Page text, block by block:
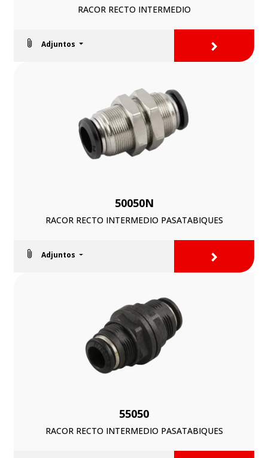
RACOR RECTO INTERMEDIO
Adjuntos >
50050N
RACOR RECTO INTERMEDIO PASATABIQUES
Adjuntos >
55050
RACOR RECTO INTERMEDIO PASATABIQUES